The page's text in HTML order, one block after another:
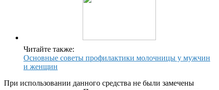
Читайте также:
Основные советы профилактики молочницы у мужчин
и женщин
При использовании данного средства не были замечены